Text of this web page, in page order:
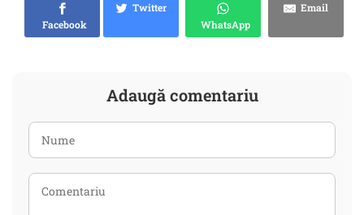
Facebook
Twitter
WhatsApp
Email
Adaugă comentariu